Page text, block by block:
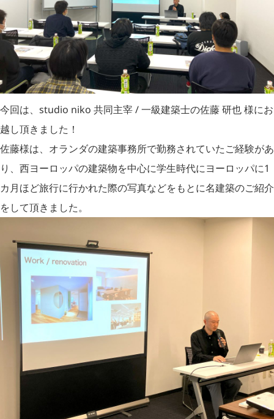
今回は、studio niko 共同主宰 / 一級建築士の佐藤 研也 様にお
越し頂きました！
佐藤様は、オランダの建築事務所で勤務されていたご経験があ
り、西ヨーロッパの建築物を中心に学生時代にヨーロッパに1
カ月ほど旅行に行かれた際の写真などをもとに名建築のご紹介
をして頂きました。